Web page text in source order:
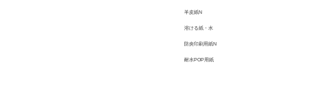
羊皮紙N
溶ける紙・水
防炎印刷用紙N
耐水POP用紙